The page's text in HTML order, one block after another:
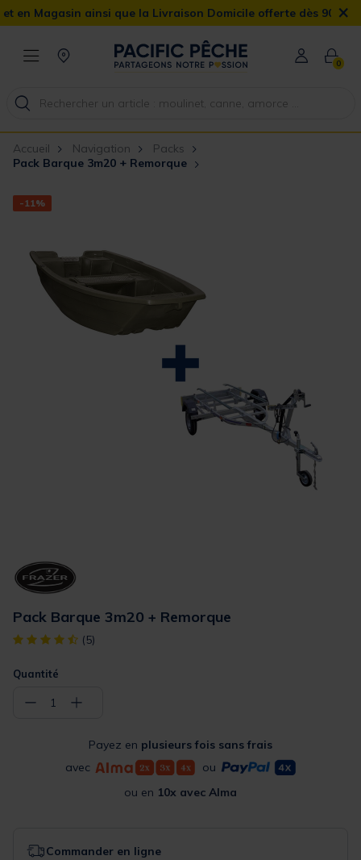
ainsi que la Livraison Domicile offerte dès 90€ ×
0
Accueil Navigation
Packs
Pack Barque 3m20 + Remorque
-11%
Pack Barque 3m20 + Remorque
[object Object] out of 5 Customer Rating
(5)
Quantité
− 1 +
Payez en plusieurs fois sans frais
avec
ou
ou en 10x avec Alma
Commander en ligne